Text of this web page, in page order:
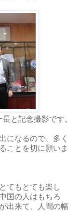
と記念撮影です。
になるので、多く
ことを切に願いま
てもとても楽し
国の人はもちろ
出来て、人間の幅